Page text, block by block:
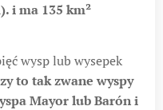
i ma 135 km²
wysp lub wysepek
to tak zwane wyspy
Mayor lub Barón i